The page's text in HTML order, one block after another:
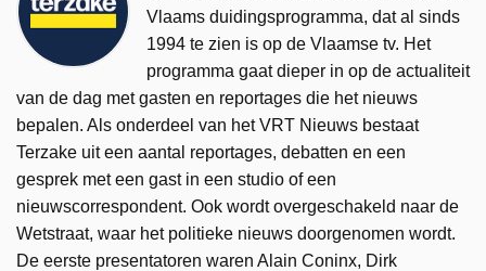
Vlaams duidingsprogramma, dat al sinds
1994 te zien is op de Vlaamse tv. Het
programma gaat dieper in op de actualiteit
van de dag met gasten en reportages die het nieuws
bepalen. Als onderdeel van het VRT Nieuws bestaat
Terzake uit een aantal reportages, debatten en een
gesprek met een gast in een studio of een
nieuwscorrespondent. Ook wordt overgeschakeld naar de
Wetstraat, waar het politieke nieuws doorgenomen wordt.
De eerste presentatoren waren Alain Coninx, Dirk